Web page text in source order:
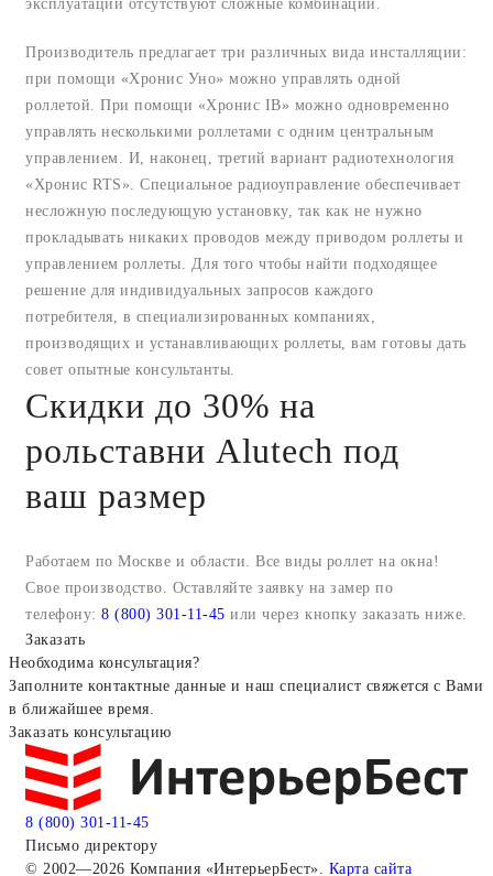
эксплуатации отсутствуют сложные комбинации.
Производитель предлагает три различных вида инсталляции:
при помощи «Хронис Уно» можно управлять одной
роллетой. При помощи «Хронис IB» можно одновременно
управлять несколькими роллетами с одним центральным
управлением. И, наконец, третий вариант радиотехнология
«Хронис RTS». Специальное радиоуправление обеспечивает
несложную последующую установку, так как не нужно
прокладывать никаких проводов между приводом роллеты и
управлением роллеты. Для того чтобы найти подходящее
решение для индивидуальных запросов каждого
потребителя, в специализированных компаниях,
производящих и устанавливающих роллеты, вам готовы дать
совет опытные консультанты.
Скидки до 30% на
рольставни Alutech под
ваш размер
Работаем по Москве и области. Все виды роллет на окна!
Свое производство. Оставляйте заявку на замер по
телефону: 8 (800) 301-11-45 или через кнопку заказать ниже.
Заказать
Необходима консультация?
Заполните контактные данные и наш специалист свяжется с Вами
в ближайшее время.
Заказать консультацию
8 (800) 301-11-45
Письмо директору
© 2002—2026 Компания «ИнтерьерБест». Карта сайта